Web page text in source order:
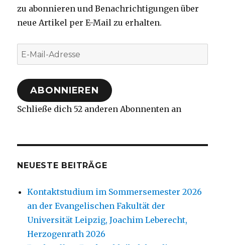
zu abonnieren und Benachrichtigungen über
neue Artikel per E-Mail zu erhalten.
E-
Mail-
Adresse
ABONNIEREN
Schließe dich 52 anderen Abonnenten an
NEUESTE BEITRÄGE
Kontaktstudium im Sommersemester 2026
an der Evangelischen Fakultät der
Universität Leipzig, Joachim Leberecht,
Herzogenrath 2026